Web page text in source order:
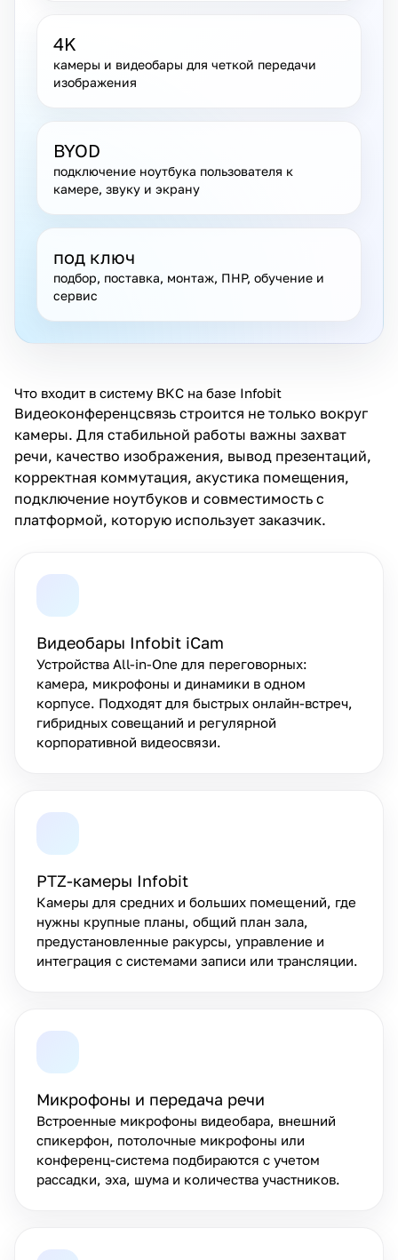
4K
камеры и видеобары для четкой передачи
изображения
BYOD
подключение ноутбука пользователя к
камере, звуку и экрану
под ключ
подбор, поставка, монтаж, ПНР, обучение и
сервис
Что входит в систему ВКС на базе Infobit
Видеоконференцсвязь строится не только вокруг
камеры. Для стабильной работы важны захват
речи, качество изображения, вывод презентаций,
корректная коммутация, акустика помещения,
подключение ноутбуков и совместимость с
платформой, которую использует заказчик.
Видеобары Infobit iCam
Устройства All-in-One для переговорных:
камера, микрофоны и динамики в одном
корпусе. Подходят для быстрых онлайн-встреч,
гибридных совещаний и регулярной
корпоративной видеосвязи.
PTZ-камеры Infobit
Камеры для средних и больших помещений, где
нужны крупные планы, общий план зала,
предустановленные ракурсы, управление и
интеграция с системами записи или трансляции.
Микрофоны и передача речи
Встроенные микрофоны видеобара, внешний
спикерфон, потолочные микрофоны или
конференц-система подбираются с учетом
рассадки, эха, шума и количества участников.